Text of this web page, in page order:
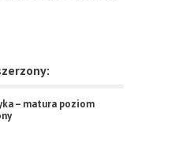
– matura poziom